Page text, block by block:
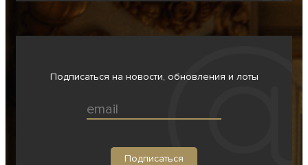
Подписаться на новости, обновления и лоты